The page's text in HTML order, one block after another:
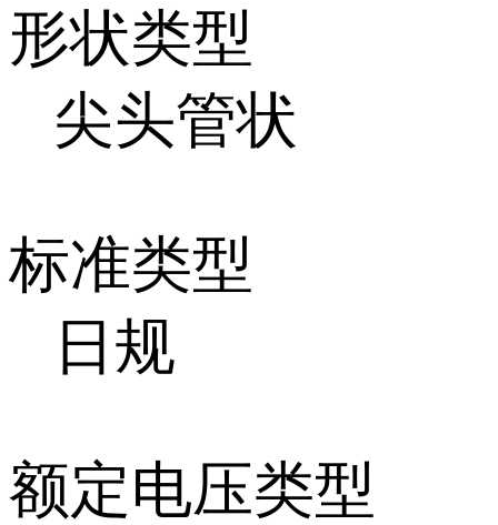
形状类型
尖头管状
标准类型
日规
额定电压类型